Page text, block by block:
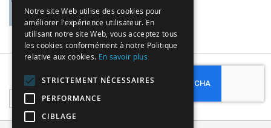
Sign
Up
for
Subscribe
Notre site Web utilise des cookies pour
améliorer l'expérience utilisateur. En
utilisant notre site Web, vous acceptez tous
les cookies conformément à notre Politique
relative aux cookies. En savoir plus
STRICTEMENT NÉCESSAIRES
PERFORMANCE
CIBLAGE